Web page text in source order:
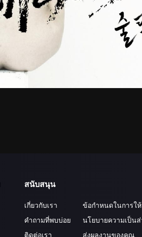
สนับสนุน
เกี่ยวกับเรา
คำถามที่พบบ่อย
ติดต่อเรา
ข้อกำหนดในการใ
นโยบายความเป็น
ส่งผลงานของคุณ